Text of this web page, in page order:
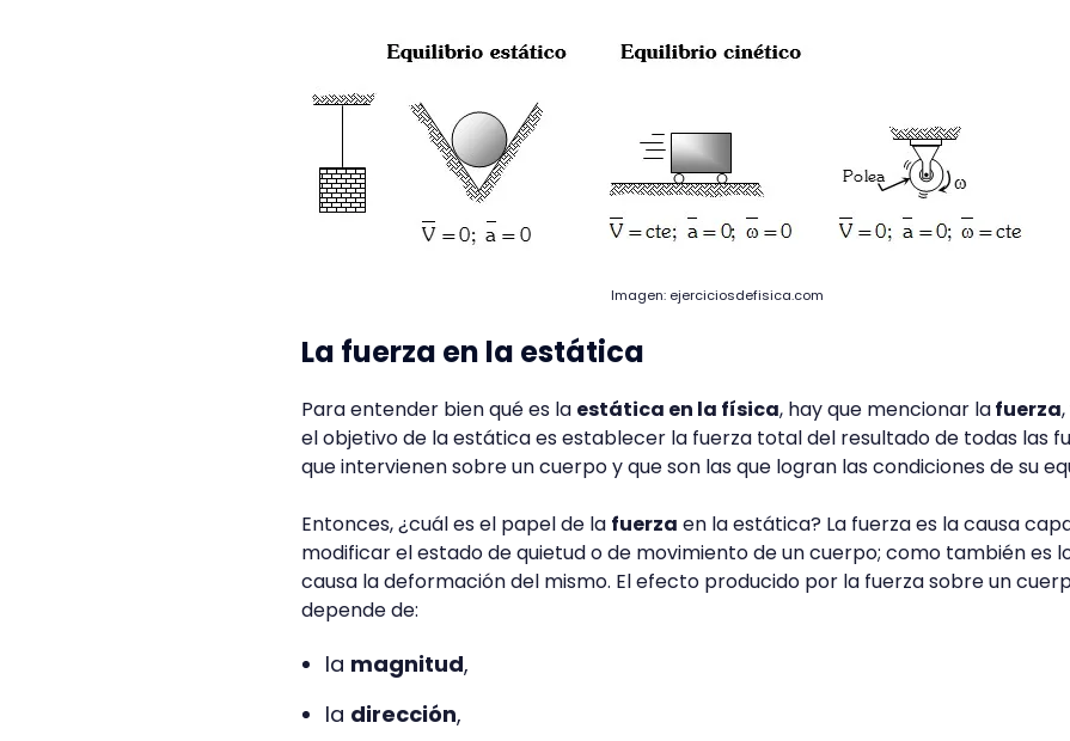
Imagen: ​​ejerciciosdefisica.com
La fuerza en la estática
Para entender bien qué es la estática en la física, hay que mencionar lafuerza
el objetivo de la estática es establecer la fuerza total del resultado de todas las
que intervienen sobre un cuerpo y que son las que logran las condiciones de su
Entonces, ¿cuál es el papel de la fuerza en la estática? La fuerza es la causa
modificar el estado de quietud o de movimiento de un cuerpo; como también es
causa la deformación del mismo. El efecto producido por la fuerza sobre un
depende de:
la magnitud,
la dirección,